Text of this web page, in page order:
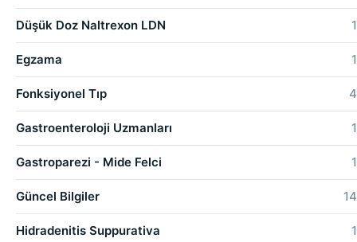
Düşük Doz Naltrexon LDN 1
Egzama 1
Fonksiyonel Tıp 4
Gastroenteroloji Uzmanları 1
Gastroparezi - Mide Felci 1
Güncel Bilgiler 14
Hidradenitis Suppurativa 1